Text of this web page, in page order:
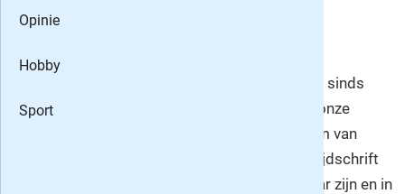
O
ns Amsterdam is een maandblad dat al sinds
1949 schrijft over de rijke historie van onze
prachtige hoofdstad maar ook het Amsterdam van
vandaag de dag. Het prachtig geïllustreerde tijdschrift
kenmerkt zich door artikelen die goed leesbaar zijn en in
Opinie
Hobby
Sport